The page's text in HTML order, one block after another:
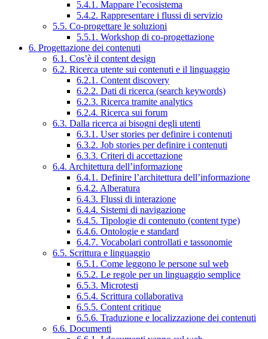
5.4.1. Mappare l’ecosistema
5.4.2. Rappresentare i flussi di servizio
5.5. Co-progettare le soluzioni
5.5.1. Workshop di co-progettazione
6. Progettazione dei contenuti
6.1. Cos’è il content design
6.2. Ricerca utente sui contenuti e il linguaggio
6.2.1. Content discovery
6.2.2. Dati di ricerca (search keywords)
6.2.3. Ricerca tramite analytics
6.2.4. Ricerca sui forum
6.3. Dalla ricerca ai bisogni degli utenti
6.3.1. User stories per definire i contenuti
6.3.2. Job stories per definire i contenuti
6.3.3. Criteri di accettazione
6.4. Architettura dell’informazione
6.4.1. Definire l’architettura dell’informazione
6.4.2. Alberatura
6.4.3. Flussi di interazione
6.4.4. Sistemi di navigazione
6.4.5. Tipologie di contenuto (content type)
6.4.6. Ontologie e standard
6.4.7. Vocabolari controllati e tassonomie
6.5. Scrittura e linguaggio
6.5.1. Come leggono le persone sul web
6.5.2. Le regole per un linguaggio semplice
6.5.3. Microtesti
6.5.4. Scrittura collaborativa
6.5.5. Content critique
6.5.6. Traduzione e localizzazione dei contenuti
6.6. Documenti